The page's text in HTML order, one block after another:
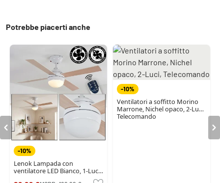
Potrebbe piacerti anche
-10%
Lenok Lampada con
ventilatore LED Bianco, 1-Luce,
-10%
Ventilatori a soffitto Morino
Marrone, Nichel opaco, 2-Luci,
Telecomando